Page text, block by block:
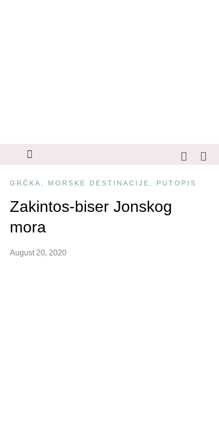
GRČKA MORSKE DESTINACIJE PUTOPIS
Zakintos-biser Jonskog
mora
August 20, 2020